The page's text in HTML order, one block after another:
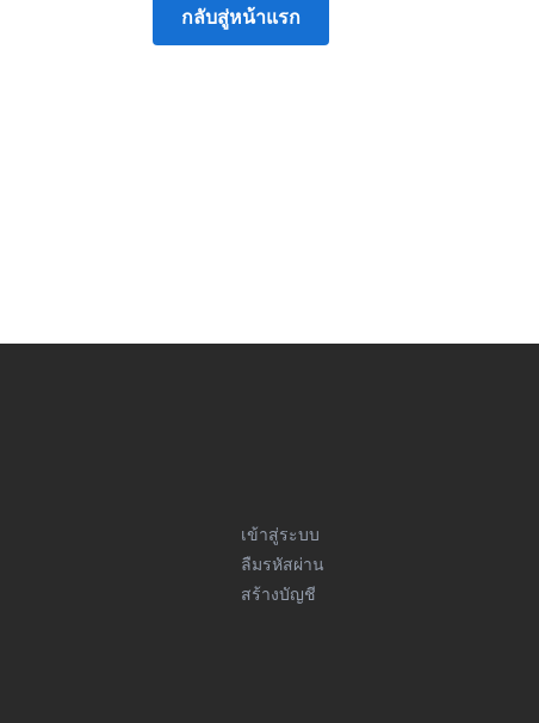
กลับสู่หน้าแรก
เข้าสู่ระบบ
ลืมรหัสผ่าน
สร้างบัญชี